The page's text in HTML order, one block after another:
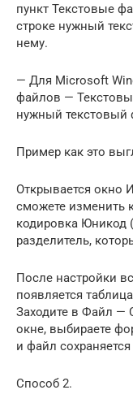
пункт Текстовые
строке нужный
нему.
— Для Microsoft
файлов —
нужный
Пример как это
Открывается окно
сможете изменить
кодировка Юникод
разделитель,
После настройки
появляется
Заходите в Файл —
окне, выбираете
и файл
Способ 2.